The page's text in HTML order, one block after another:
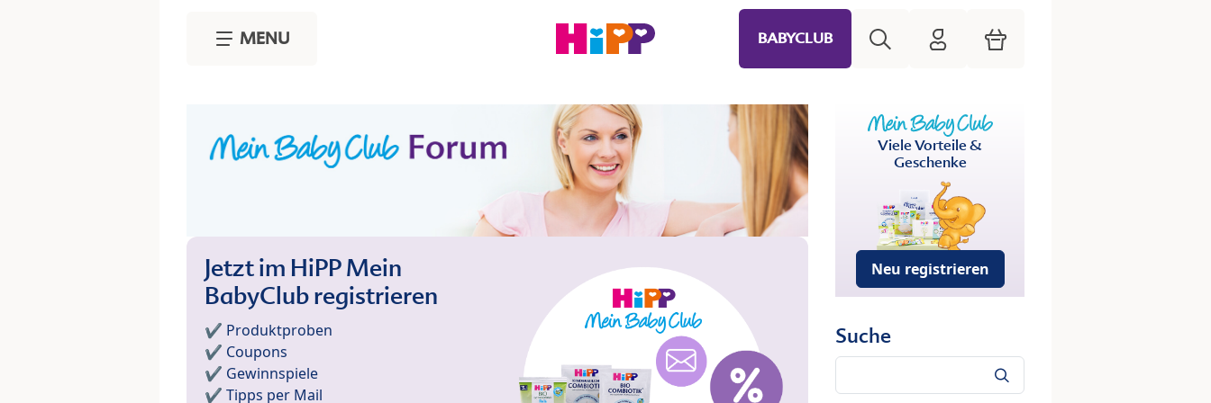
MENU BABYCLUB HiPP Mein Babyclub
Warenkorb
Jetzt im HiPP Mein
BabyClub registrieren
✔️ Produktproben
✔️ Coupons
✔️ Gewinnspiele
✔️ Tipps per Mail
Viele Vorteile &
Geschenke
Neu registrieren
Suche